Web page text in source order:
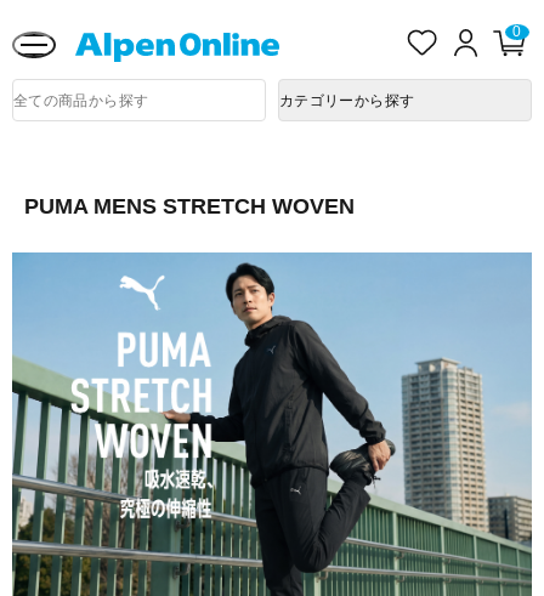
気
ロ
0
商
品
索
カテゴリーから探す
PUMA MENS STRETCH WOVEN